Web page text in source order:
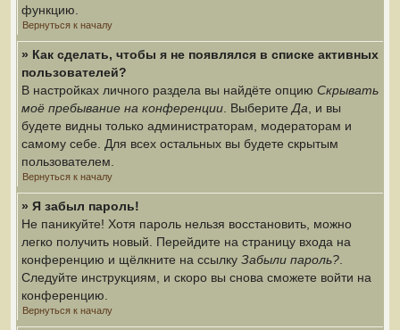
функцию.
Вернуться к началу
» Как сделать, чтобы я не появлялся в списке активных
пользователей?
В настройках личного раздела вы найдёте опцию Скрывать
моё пребывание на конференции . Выберите Да , и вы
будете видны только администраторам, модераторам и
самому себе. Для всех остальных вы будете скрытым
пользователем.
Вернуться к началу
» Я забыл пароль!
Не паникуйте! Хотя пароль нельзя восстановить, можно
легко получить новый. Перейдите на страницу входа на
конференцию и щёлкните на ссылку Забыли пароль?
Следуйте инструкциям, и скоро вы снова сможете войти на
конференцию.
Вернуться к началу